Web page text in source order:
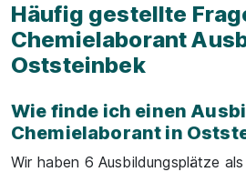
Häufig gestellte
Chemielaborant
Oststeinbek
Wie finde ich einen
Chemielaborant in
Wir haben 6 Ausbildungsplätze